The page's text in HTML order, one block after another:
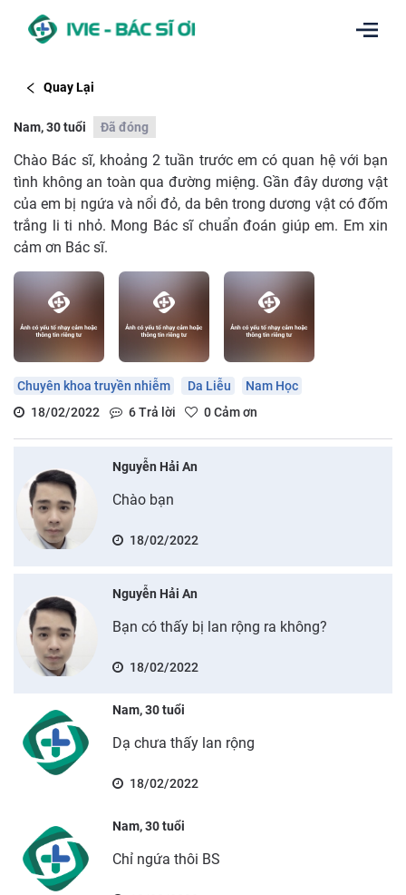
Quay Lại
Nam, 30 tuổi Đã đóng
Chào Bác sĩ, khoảng 2 tuần trước em có quan hệ với bạn
tình không an toàn qua đường miệng. Gần đây dương vật
của em bị ngứa và nổi đỏ, da bên trong dương vật có đốm
trắng li ti nhỏ. Mong Bác sĩ chuẩn đoán giúp em. Em xin
cảm ơn Bác sĩ.
Chuyên khoa truyền nhiễm Da Liễu
Nam Học
18/02/2022
6Trả lời 0Cảm ơn
Nguyễn Hải An
Chào bạn
18/02/2022
Nguyễn Hải An
Bạn có thấy bị lan rộng ra không?
18/02/2022
Nam, 30 tuổi
Dạ chưa thấy lan rộng
18/02/2022
Nam, 30 tuổi
Chỉ ngứa thôi BS